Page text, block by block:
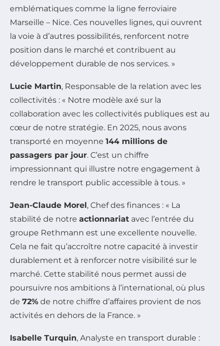
emblématiques comme la ligne ferroviaire
Marseille – Nice. Ces nouvelles lignes, qui ouvrent
la voie à d’autres possibilités, renforcent notre
position dans le marché et contribuent au
développement durable de nos services. »
Lucie Martin, Responsable de la relation avec les
collectivités : « Notre modèle axé sur la
collaboration avec les collectivités publiques est au
cœur de notre stratégie. En 2025, nous avons
transporté en moyenne 144 millions de
passagers par jour. C’est un chiffre
impressionnant qui illustre notre engagement à
rendre le transport public accessible à tous. »
Jean-Claude Morel, Chef des finances : « La
stabilité de notre actionnariat avec l’entrée du
groupe Rethmann est une excellente nouvelle.
Cela ne fait qu’accroître notre capacité à investir
durablement et à renforcer notre visibilité sur le
marché. Cette stabilité nous permet aussi de
poursuivre nos ambitions à l’international, où plus
de 72% de notre chiffre d’affaires provient de nos
activités en dehors de la France. »
Isabelle Turquin, Analyste en transport durable :